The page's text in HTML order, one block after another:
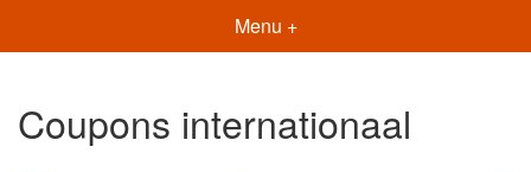
Menu +
Coupons internationaal